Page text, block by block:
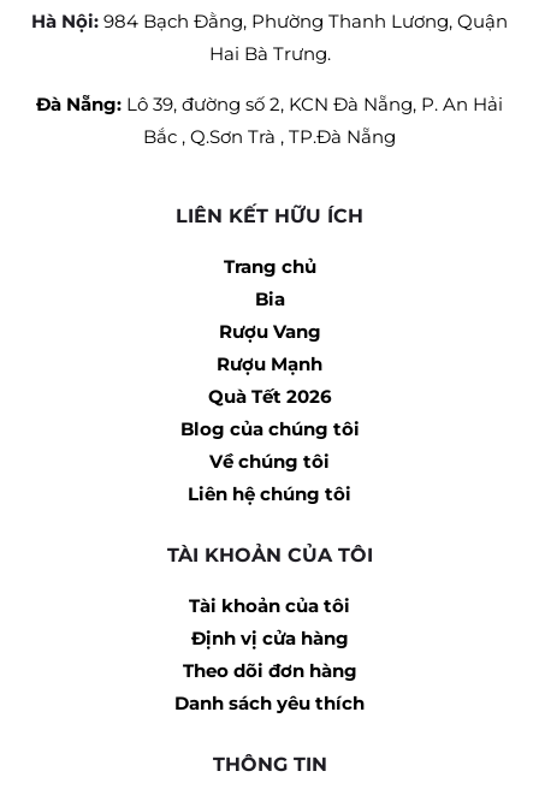
Hà Nội: 984 Bạch Đằng, Phường Thanh Lương, Quận
Hai Bà Trưng.
Đà Nẵng: Lô 39, đường số 2, KCN Đà Nẵng, P. An Hải
Bắc , Q.Sơn Trà , TP.Đà Nẵng
LIÊN KẾT HỮU ÍCH
Trang chủ
Bia
Rượu Vang
Rượu Mạnh
Quà Tết 2026
Blog của chúng tôi
Về chúng tôi
Liên hệ chúng tôi
TÀI KHOẢN CỦA TÔI
Tài khoản của tôi
Định vị cửa hàng
Theo dõi đơn hàng
Danh sách yêu thích
THÔNG TIN